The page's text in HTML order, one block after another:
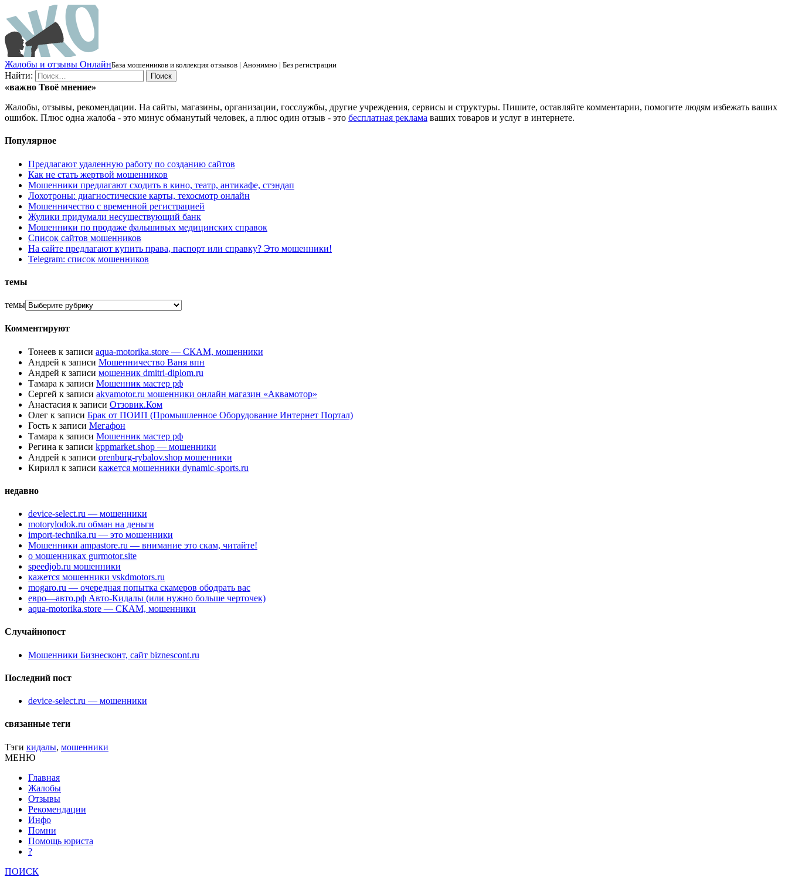
Жалобы и отзывы ОнлайнБаза мошенников и коллекция отзывов | Анонимно | Без регистрации
Найти:
«важно Твоё мнение»
Жалобы, отзывы, рекомендации. На сайты, магазины, организации, госслужбы, другие учреждения, сервисы и структуры. Пишите, оставляйте комментарии, помогите людям избежать ваших
ошибок. Плюс одна жалоба - это минус обманутый человек, а плюс один отзыв - это бесплатная реклама ваших товаров и услуг в интернете.
Популярное
Предлагают удаленную работу по созданию сайтов
Как не стать жертвой мошенников
Мошенники предлагают сходить в кино, театр, антикафе, стэндап
Лохотроны: диагностические карты, техосмотр онлайн
Мошенничество с временной регистрацией
Жулики придумали несуществующий банк
Мошенники по продаже фальшивых медицинских справок
Список сайтов мошенников
На сайте предлагают купить права, паспорт или справку? Это мошенники!
Telegram: список мошенников
темы
темы
Комментируют
Тонеев к записи aqua-motorika.store — СКАМ, мошенники
Андрей к записи Мошенничество Ваня впн
Андрей к записи мошенник dmitri-diplom.ru
Тамара к записи Мошенник мастер рф
Сергей к записи akvamotor.ru мошенники онлайн магазин «Аквамотор»
Анастасия к записи Отзовик.Ком
Олег к записи Брак от ПОИП (Промышленное Оборудование Интернет Портал)
Гость к записи Мегафон
Тамара к записи Мошенник мастер рф
Регина к записи kppmarket.shop — мошенники
Андрей к записи orenburg-rybalov.shop мошенники
Кирилл к записи кажется мошенники dynamic-sports.ru
недавно
device-select.ru — мошенники
motorylodok.ru обман на деньги
import-technika.ru — это мошенники
Мошенники ampastore.ru — внимание это скам, читайте!
о мошенниках gurmotor.site
speedjob.ru мошенники
кажется мошенники vskdmotors.ru
mogaro.ru — очередная попытка скамеров ободрать вас
евро—авто.рф Авто-Кидалы (или нужно больше черточек)
aqua-motorika.store — СКАМ, мошенники
Случайнопост
Мошенники Бизнесконт, сайт biznescont.ru
Последний пост
device-select.ru — мошенники
связанные теги
Тэги кидалы, мошенники
МЕНЮ
Главная
Жалобы
Отзывы
Рекомендации
Инфо
Помни
Помощь юриста
?
ПОИСК